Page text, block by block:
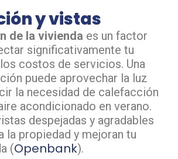
y vistas
de la vivienda es un factor
significativamente tu
costos de servicios. Una
puede aprovechar la luz
la necesidad de calefacción
acondicionado en verano.
despejadas y agradables
la propiedad y mejoran tu
(Openbank)​.